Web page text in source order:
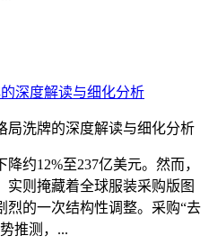
深度解读与细化分析
约12%至237亿美元。然而，
实则掩藏着全球服装采购版图
烈的一次结构性调整。采购“去
推测，...